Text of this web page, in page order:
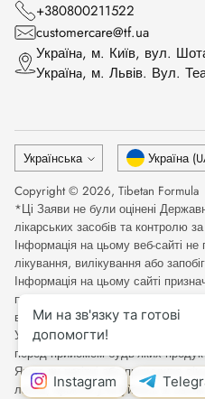
+380800211522
customercare@tf.ua
Українa, м. Київ, вул.
Українa, м. Львів. Вул.
Мова
Українська Валюта
Copyright © 2026, Tibetan Formula
*Ці Заяви не були оцінені
лікарських засобів та контролю
Інформація на цьому веб-сайті не
лікування, вилікування або
Інформація на цьому сайті
повинна розглядатися як
відповідного медичного фахівця
Уважно прочитайте Повну
перед прийомом будь-яких
Якщо ви вагітні або проходите
ласка, проконсультуйтесь зі